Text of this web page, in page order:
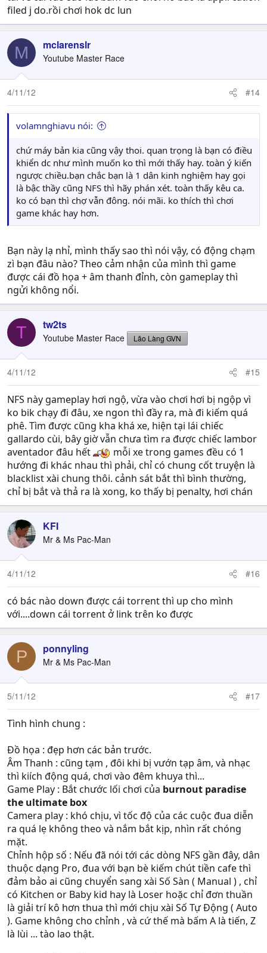
filed j do.rồi chơi hok dc lun
M mclarenslr
Youtube Master Race
4/11/12 #14
volamnghiavu nói:
chứ máy bản kia cũng vậy thoi. quan trọng là bạn có điều
khiển dc như mình muốn ko thì mới thấy hay. toàn ý kiến
ngược chiều.bạn chắc bạn là 1 dân kinh nghiệm hay gọi
là bậc thầy cũng NFS thì hãy phán xét. toàn thấy kêu ca.
ko có bạn thì chợ vẫn đông. nói mãi. ko thích thì chơi
game khác hay hơn.
Bạn này lạ nhỉ, mình thấy sao thì nói vậy, có động chạm
zì bạn đâu nào? Theo cảm nhận của mình thì game
được cái đồ họa + âm thanh đỉnh, còn gameplay thì
ngửi không nổi.
T tw2ts
Youtube Master Race Lão Làng GVN
4/11/12 #15
NFS này gameplay hơi ngộ, vừa vào chơi hơi bị ngộp vì
ko bik chạy đi đâu, xe ngon thì đầy ra, mà đi kiếm quá
phê. Tìm được cũng kha khá xe, hiện tại lái chiếc
gallardo cùi, bây giờ vẫn chưa tìm ra được chiếc lambor
aventador đâu hết
mỗi xe trong games đều có 1
hướng đi khác nhau thì phải, chỉ có chung cốt truyện là
blacklist xài chung thôi. cảnh sát bắt thì bình thường,
chỉ bị bắt và thả ra là xong, ko thấy bị penalty, hơi chán
KFI
Mr & Ms Pac-Man
4/11/12 #16
có bác nào down được cái torrent thì up cho mình
với....down cái torrent ở link trên ko được
P ponnyling
Mr & Ms Pac-Man
5/11/12 #17
Tình hình chung :
Đồ họa : đẹp hơn các bản trước.
Âm Thanh : cũng tạm , đôi khi bị vướn tạp âm, và nhạc
thì kiích động quá, chơi vào đêm khuya thì...
Game Play : Bắt chước lối chơi của burnout paradise
the ultimate box
Camera play : khó chịu, vì tốc độ của các cuộc đua diễn
ra quá lẹ không theo và nắm bắt kịp, nhìn rất chóng
mặt.
Chỉnh hộp số : Nếu đã nói tới các dòng NFS gần đây, dân
thuộc dạng Pro, đua với bạn bè kiếm chút tiền cafe thì
đảm bảo ai cũng chuyển sang xài Số Sàn ( Manual ) , chỉ
có Kitchen or Baby kid hay là Loser hoặc chỉ đơn thuần
là giải trí kô hơn thua thì mới chịu xài Số Tự Động ( Auto
). Game không cho chỉnh , và cứ thế mà bấm A là tiến, Z
là lùi ... tào lao thật.